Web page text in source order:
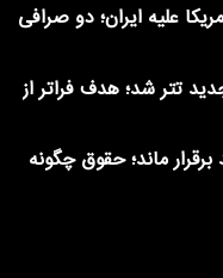
علیه ایران؛ دو صرافی
تتر شد؛ هدف فراتر از
ماند؛ حقوق چگونه